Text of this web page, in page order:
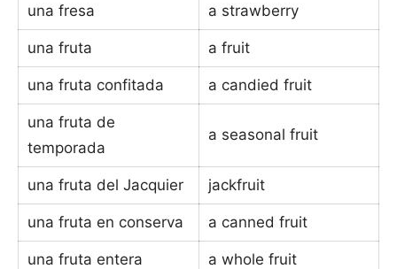
una fresa a strawberry
una fruta a fruit
una fruta confitada a candied fruit
una fruta de
temporada
a seasonal fruit
una fruta del Jacquier jackfruit
una fruta en conserva a canned fruit
una fruta entera a whole fruit